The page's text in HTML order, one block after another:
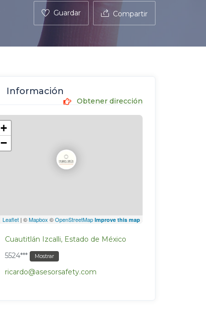
Guardar Compartir
Información
Obtener dirección
+
−
Leaflet| ©Mapbox ©OpenStreetMap Improve this map
Cuautitlán Izcalli, Estado de México
5524***
Mostrar
ricardo@asesorsafety.com